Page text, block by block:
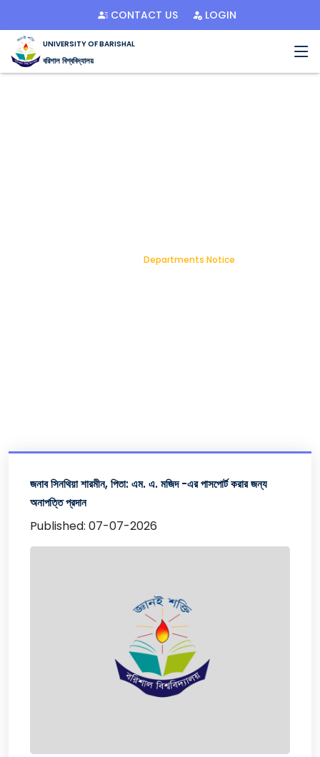
CONTACT US LOGIN
UNIVERSITY OF BARISHAL
বরিশাল বিশ্ববিদ্যালয়
Departments Notice
জনাব সিনথিয়া শারমীন, পিতা: এম. এ. মজিদ -এর পাসপোর্ট করার জন্য
অনাপত্তি প্রদান
Published: 07-07-2026